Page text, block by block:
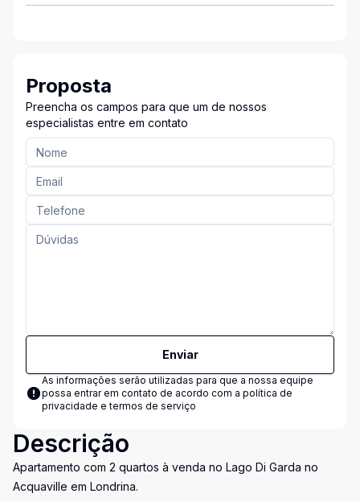
Proposta
Preencha os campos para que um de nossos
especialistas entre em contato
Enviar
As informações serão utilizadas para que a nossa equipe
possa entrar em contato de acordo com a política de
privacidade e termos de serviço
Descrição
Apartamento com 2 quartos à venda no Lago Di Garda no
Acquaville em Londrina.